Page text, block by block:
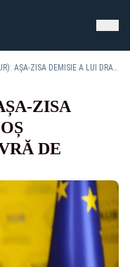
DAN TANASĂ (AUR): AȘA-ZISA DEMISIE A LUI DRAGOȘ ANASTASIU, O MANEVRĂ DE IMAGINE
ZISA
DE